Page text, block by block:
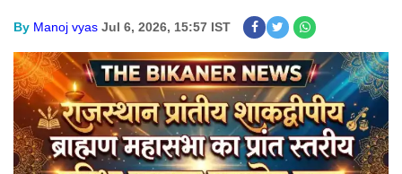
By Manoj vyas Jul 6, 2026, 15:57 IST